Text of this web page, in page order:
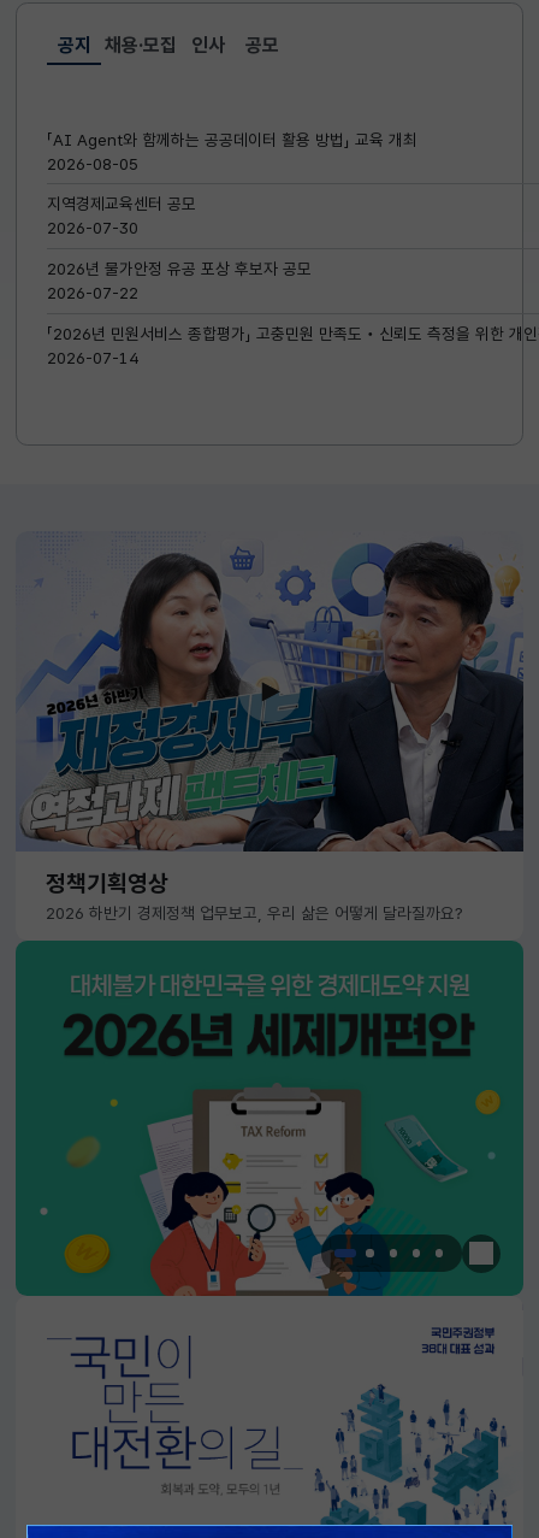
공지
선택됨
공지
「AI Agent와 함께하는 공공데이터 활용 방법」 교육 개최
2026-08-05
지역경제교육센터 공모
2026-07-30
2026년 물가안정 유공 포상 후보자 공모
2026-07-22
「2026년 민원서비스 종합평가」 고충민원 만족도‧신뢰도 측정을 위한 개
2026-07-14
채용·모집 인사 공모
정책기획영상
2026 하반기 경제정책 업무보고, 우리 삶은 어떻게 달라질까요?
한눈에